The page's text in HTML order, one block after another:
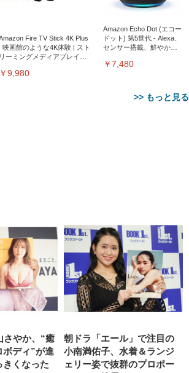
Fire TV Stick 4K Plus
| 映画館のような4K体験 | スト
リーミングメディアプレイヤ
￥9,980
Amazon Echo Dot (エコー
ドット) 第5世代 - Alexa、
センサー搭載、鮮やかな
￥7,480
>> もっと見る
ェア 疲れない テレワーク
チェア 強化バックレスト 30度
ッキング機能 人間工学 椅子
サポート 90度跳ね上げ式ア
ムレスト 3Dヘッドレスト
ハンガー付き 高反発クッショ
PCチェア 通気性メッシュ
ーミング/勉強/事務用 おし
ゃれ パソコンチェア (ホワイ
)
￥7,680
ッシュ 通気性 ランバーサ
ポート付き 腰サポート ガ
ス圧無段階昇降 360度回
転 キャスター付き コンパ
クト 幅52×奥行58.5×高さ
84～96cm テレワーク 在
宅勤務 ブラック
￥4,139
フル
）VA 非光
DisplayPort/VGA
カー内蔵 高さ調整 ス
VESA対応
ビジネス向け
Gaming Monitor 24” Essential ゲ
ーミングモニター QD 24.5インチ
1ms FHD 量子ドット 残像低減 (3
年保証 | 輝点保証 | 日本メーカー)
￥34,980
ク) 【Amazon.co.jp限定】
Smart Basic アイリスオーヤマ
ットシーツ 超厚型 お徳用
イド 100枚入 (x 1) (ケース
売)
￥3,670
ュラー 200枚入
【Amazon.co.jp限定】
￥3,731
さやか、“癒
ボディ”が進
きくなった
朝ドラ「エール」で注目の
小南満佑子、水着＆ランジ
ェリー姿で抜群のプロポー